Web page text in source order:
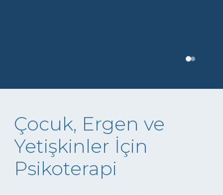
Çocuk, Ergen ve
Yetişkinler İçin
Psikoterapi